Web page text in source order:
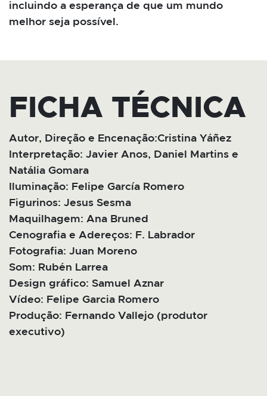
incluindo a esperança de que um mundo
melhor seja possível.
FICHA TÉCNICA
Autor, Direção e Encenação:Cristina Yáñez
Interpretação: Javier Anos, Daniel Martins e
Natália Gomara
Iluminação: Felipe García Romero
Figurinos: Jesus Sesma
Maquilhagem: Ana Bruned
Cenografia e Adereços: F. Labrador
Fotografia: Juan Moreno
Som: Rubén Larrea
Design gráfico: Samuel Aznar
Vídeo: Felipe Garcia Romero
Produção: Fernando Vallejo (produtor
executivo)